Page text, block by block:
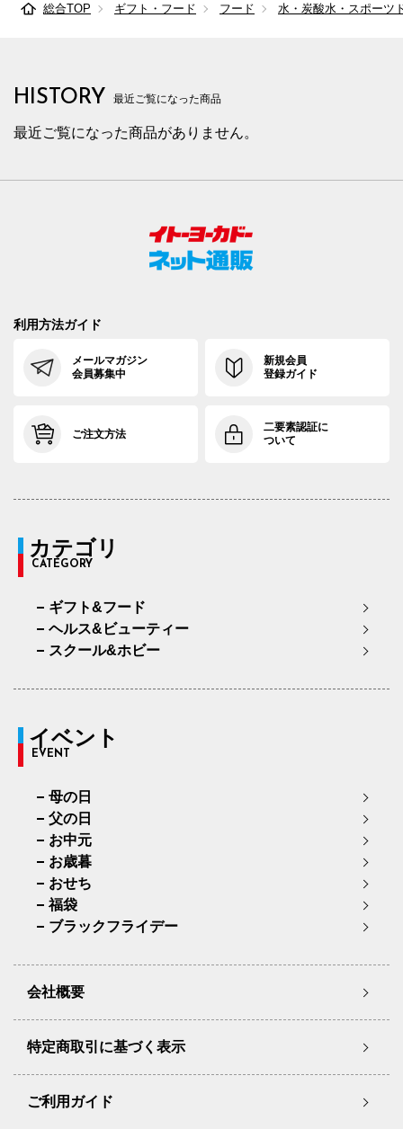
総合TOP ギフト・フード フード 水・炭酸水・スポーツ
HISTORY 最近ご覧になった商品
最近ご覧になった商品がありません。
利用方法ガイド
メールマガジン
会員募集中
新規会員
登録ガイド
ご注文方法
二要素認証に
ついて
カテゴリ
CATEGORY
ギフト&フード
ヘルス&ビューティー
スクール&ホビー
イベント
EVENT
母の日
父の日
お中元
お歳暮
おせち
福袋
ブラックフライデー
会社概要
特定商取引に基づく表示
ご利用ガイド